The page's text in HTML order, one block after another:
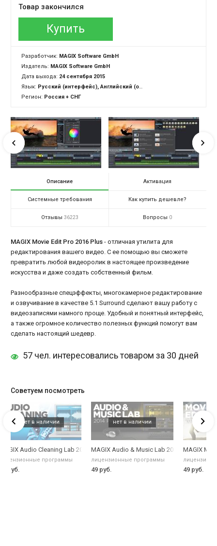
Товар закончился
Купить
Разработчик: MAGIX Software GmbH
Издатель: MAGIX Software GmbH
Дата выхода: 24 сентября 2015
Язык: Русский (интерфейс), Английский (озвучка + интерфейс)
Регион: Россия + СНГ
Описание Активация
Системные требования Как купить дешевле?
Отзывы 36223 Вопросы 0
MAGIX Movie Edit Pro 2016 Plus - отличная утилита для
редактирования вашего видео. С ее помощью вы сможете
превратить любой видеоролик в настоящее произведение
искусства и даже создать собственный фильм.
Разнообразные спецэффекты, многокамерное редактирование
и озвучивание в качестве 5.1 Surround сделают вашу работу с
видеозаписями намного проще. Удобный и понятный интерфейс,
а также огромное количество полезных функций помогут вам
сделать настоящий шедевр.
57 чел. интересовались товаром за 30 дней
Советуем посмотреть
Audio Cleaning Lab 2014
программы
руб.
MAGIX Audio & Music Lab 2014 Premium
лицензионные программы
49 руб.
MAGIX
49 руб.